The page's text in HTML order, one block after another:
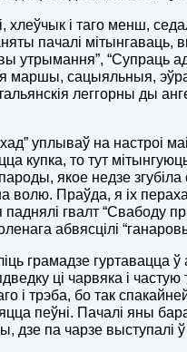
хлеўчык і таго менш,
пачалі
утрымання”, “Супраць
маршы, сацыяльныя,
леггорны ды
уплываў на настроі
купка, то тут
якое недзе
волю. Праўда, я іх
паднялі гвалт “Свабоду
абвясцілі
грамадзе гуртавацца
ці чарвяка і частую
і трэба, бо так
пеўні. Пачалі яны
дзе па чарзе выступалі